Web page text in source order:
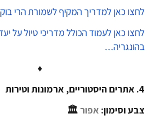
כאן למדריך המקיף לשמורת הרי בוק
כאן לעמוד הכולל מדריכי טיול על יעדים
וסימון:אפור🏛